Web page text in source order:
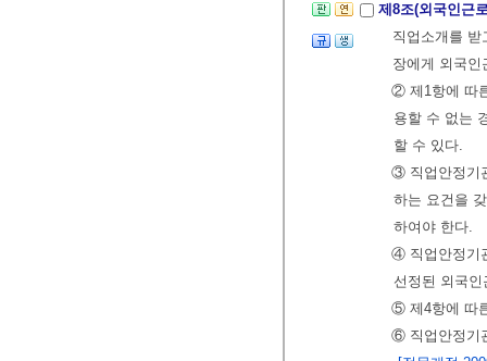
제8조(외국인근
직업소개를
장에게 외국
② 제1항에 따
용할 수 없는
할 수 있다.
③ 직업안정기
하는 요건을
하여야 한다.
④ 직업안정기
선정된 외국
⑤ 제4항에 따
⑥ 직업안정기